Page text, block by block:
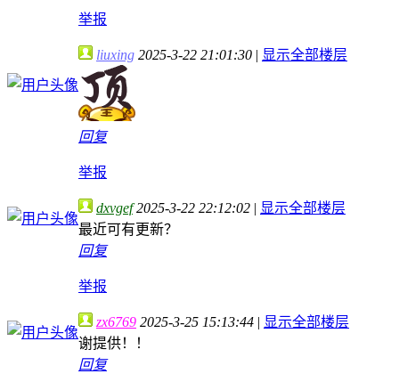
举报
liuxing 2025-3-22 21:01:30 | 显示全部楼层
回复
举报
dxvgef2025-3-22 22:12:02 | 显示全部楼层
最近可有更新？
回复
举报
zx6769 2025-3-25 15:13:44 | 显示全部楼层
谢提供！！
回复